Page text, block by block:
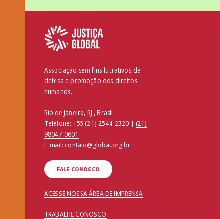
Associação sem fins lucrativos de
defesa e promoção dos direitos
humanos.
Rio de Janeiro, RJ , Brasil
Telefone: +55 (21) 2544-2320 | (21)
98047-0601
E-mail:contato@global.org.br
FALE CONOSCO
ACESSE NOSSA ÁREA DE IMPRENSA
TRABALHE CONOSCO